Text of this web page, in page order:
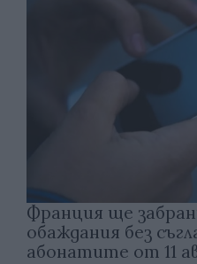
Франция ще
обаждания без
абонатите от 11